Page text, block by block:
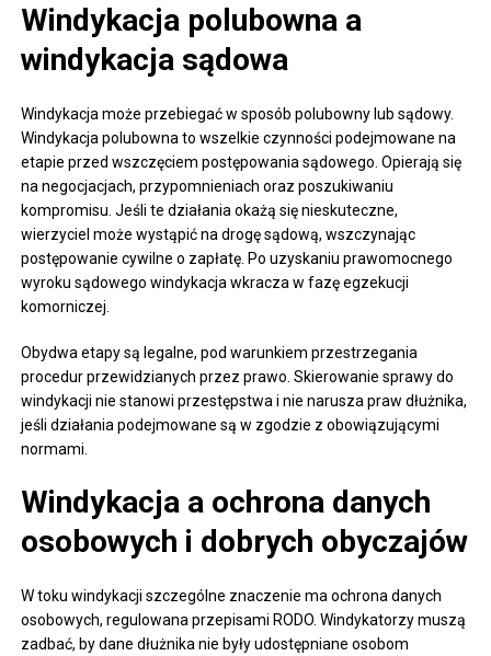
Windykacja polubowna a
windykacja sądowa
Windykacja może przebiegać w sposób polubowny lub sądowy.
Windykacja polubowna to wszelkie czynności podejmowane na
etapie przed wszczęciem postępowania sądowego. Opierają się
na negocjacjach, przypomnieniach oraz poszukiwaniu
kompromisu. Jeśli te działania okażą się nieskuteczne,
wierzyciel może wystąpić na drogę sądową, wszczynając
postępowanie cywilne o zapłatę. Po uzyskaniu prawomocnego
wyroku sądowego windykacja wkracza w fazę egzekucji
komorniczej.
Obydwa etapy są legalne, pod warunkiem przestrzegania
procedur przewidzianych przez prawo. Skierowanie sprawy do
windykacji nie stanowi przestępstwa i nie narusza praw dłużnika,
jeśli działania podejmowane są w zgodzie z obowiązującymi
normami.
Windykacja a ochrona danych
osobowych i dobrych obyczajów
W toku windykacji szczególne znaczenie ma ochrona danych
osobowych, regulowana przepisami RODO. Windykatorzy muszą
zadbać, by dane dłużnika nie były udostępniane osobom